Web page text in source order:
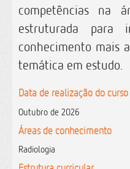
competências na
estruturada para
conhecimento mais
temática em estudo.
Data de realização do curso
Outubro de 2026
Áreas de conhecimento
Radiologia